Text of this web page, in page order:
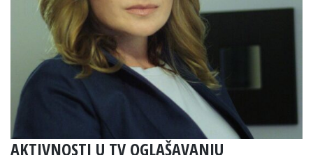
AKTIVNOSTI U TV OGLAŠAVANJU